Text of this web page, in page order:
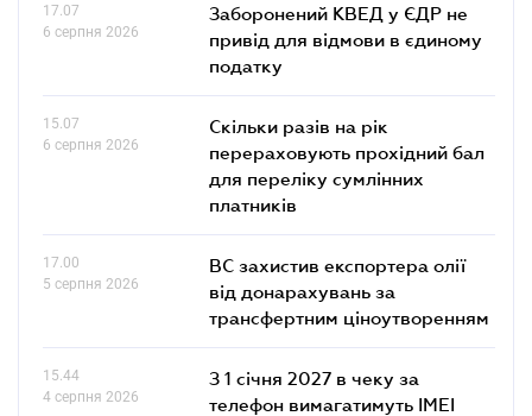
17.07
6 серпня 2026
Заборонений КВЕД у ЄДР не
привід для відмови в єдиному
податку
15.07
6 серпня 2026
Скільки разів на рік
перераховують прохідний бал
для переліку сумлінних
платників
17.00
5 серпня 2026
ВС захистив експортера олії
від донарахувань за
трансфертним ціноутворенням
15.44
4 серпня 2026
З 1 січня 2027 в чеку за
телефон вимагатимуть IMEI